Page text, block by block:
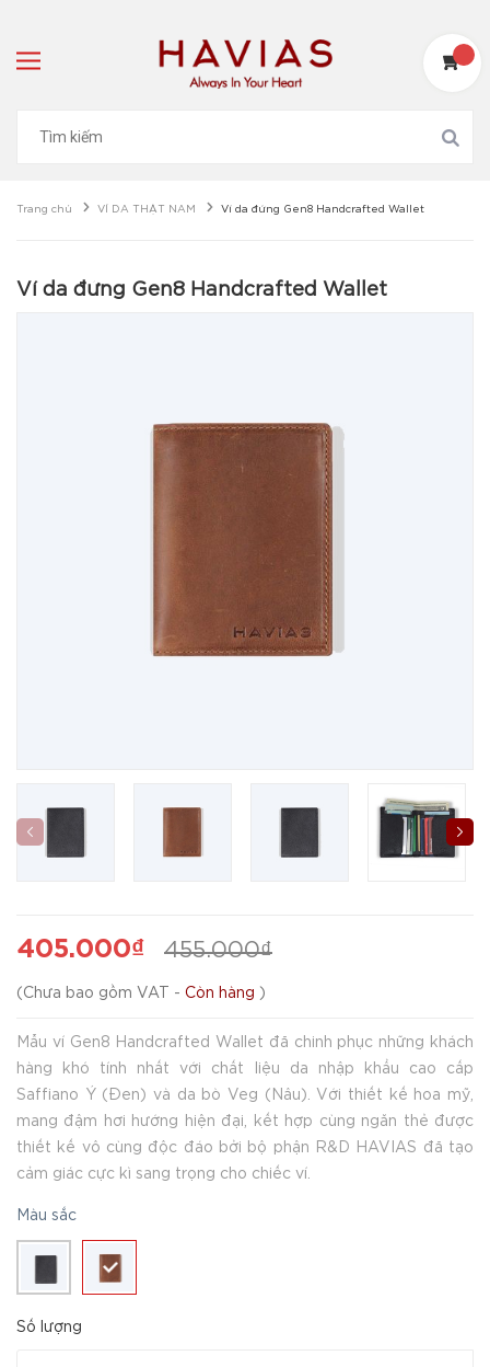
Trang chủ VÍ DA THẬT NAM Ví da đứng Gen8 Handcrafted Wallet
Ví da đứng Gen8 Handcrafted Wallet
405.000₫ 455.000₫
( Chưa bao gồm VAT - Còn hàng )
Mẫu ví Gen8 Handcrafted Wallet đã chinh phục những khách
hàng khó tính nhất với chất liệu da nhập khẩu cao cấp
Saffiano Ý (Đen) và da bò Veg (Nâu). Với thiết kế hoa mỹ,
mang đậm hơi hướng hiện đại, kết hợp cùng ngăn thẻ được
thiết kế vô cùng độc đáo bởi bộ phận R&D HAVIAS đã tạo
cảm giác cực kì sang trọng cho chiếc ví.
Màu sắc
Số lượng